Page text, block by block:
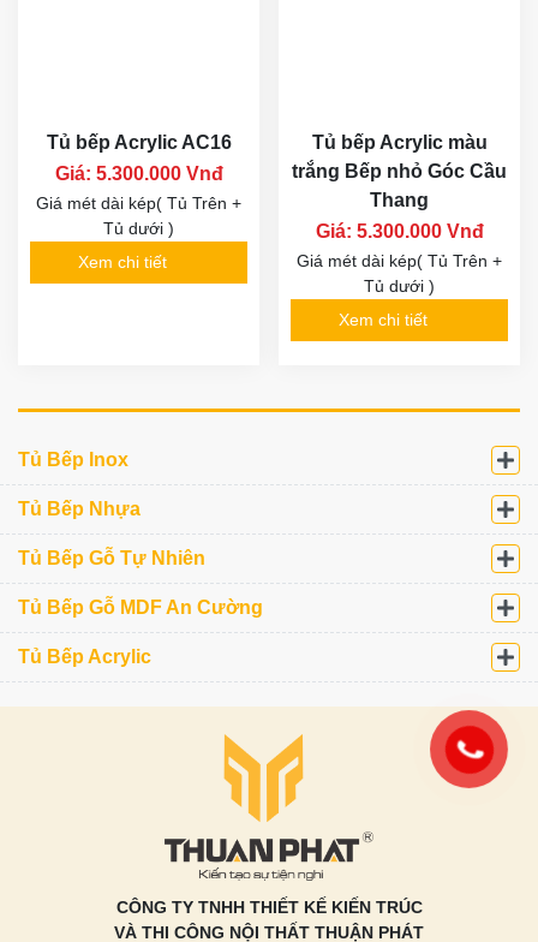
Tủ bếp Acrylic AC16
Giá: 5.300.000 Vnđ
Giá mét dài kép( Tủ Trên +
Tủ dưới )
Xem chi tiết
Tủ bếp Acrylic màu
trắng Bếp nhỏ Góc Cầu
Thang
Giá: 5.300.000 Vnđ
Giá mét dài kép( Tủ Trên +
Tủ dưới )
Xem chi tiết
Tủ Bếp Inox
Tủ Bếp Nhựa
Tủ Bếp Gỗ Tự Nhiên
Tủ Bếp Gỗ MDF An Cường
Tủ Bếp Acrylic
CÔNG TY TNHH THIẾT KẾ KIẾN TRÚC
VÀ THI CÔNG NỘI THẤT THUẬN PHÁT